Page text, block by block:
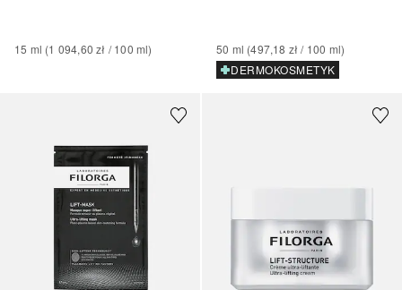
15 ml (1 094,60 zł / 100 ml) 50 ml (497,18 zł / 100 ml)
DERMOKOSMETYK